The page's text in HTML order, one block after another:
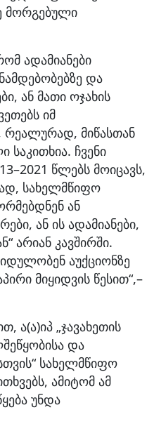
მორგებული
ადამიანები
და
ან მათი ოჯახის
იმ
რეალურად, მიწასთან
ჩვენი
წლებს მოიცავს,
სახელმწიფო
ან
ან ის ადამიანები,
არიან კავშირში.
აუქციონზე
მიყიდვის წესით“,–
ა(ა)იპ „ჯავახეთის
და
სახელმწიფო
ამიტომ ამ
უნდა